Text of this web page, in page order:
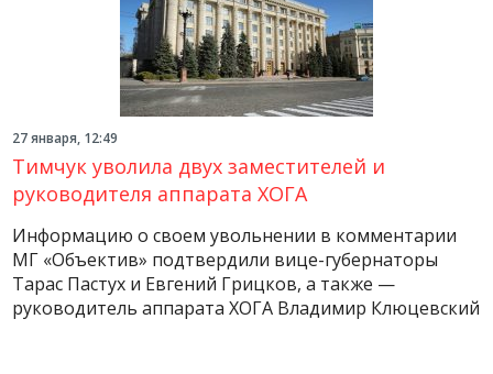
27 января, 12:49
Тимчук уволила двух заместителей и
руководителя аппарата ХОГА
Информацию о своем увольнении в комментарии
МГ «Объектив» подтвердили вице-губернаторы
Тарас Пастух и Евгений Грицков, а также —
руководитель аппарата ХОГА Владимир Клюцевский